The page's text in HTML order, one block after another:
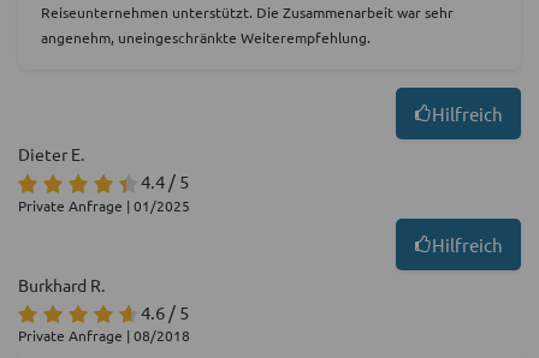
Reiseunternehmen unterstützt. Die Zusammenarbeit war sehr
angenehm, uneingeschränkte Weiterempfehlung.
Hilfreich
Dieter E.
4.4 / 5
Private Anfrage | 01/2025
Hilfreich
Burkhard R.
4.6 / 5
Private Anfrage | 08/2018